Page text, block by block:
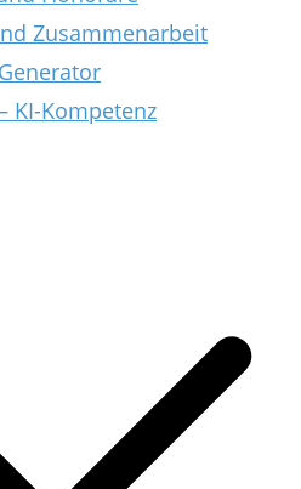
Zusammenarbeit
KI-Kompetenz